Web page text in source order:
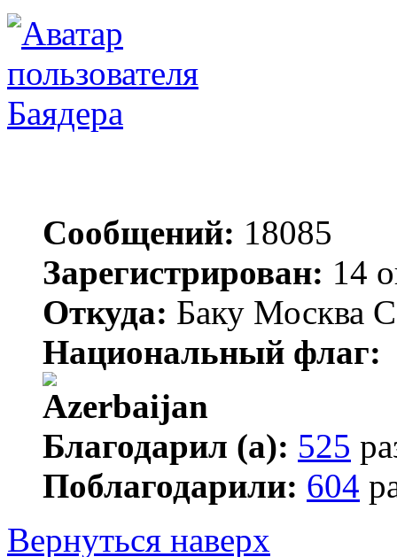
Баядера
Сообщений: 18085
Зарегистрирован: 14
Откуда: Баку Москва
Национальный флаг:
Благодарил (а): 525
Поблагодарили: 604
Вернуться наверх